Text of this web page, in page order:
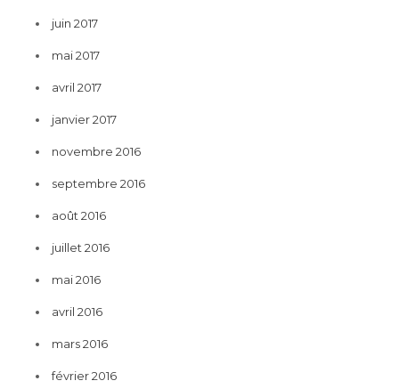
juin 2017
mai 2017
avril 2017
janvier 2017
novembre 2016
septembre 2016
août 2016
juillet 2016
mai 2016
avril 2016
mars 2016
février 2016